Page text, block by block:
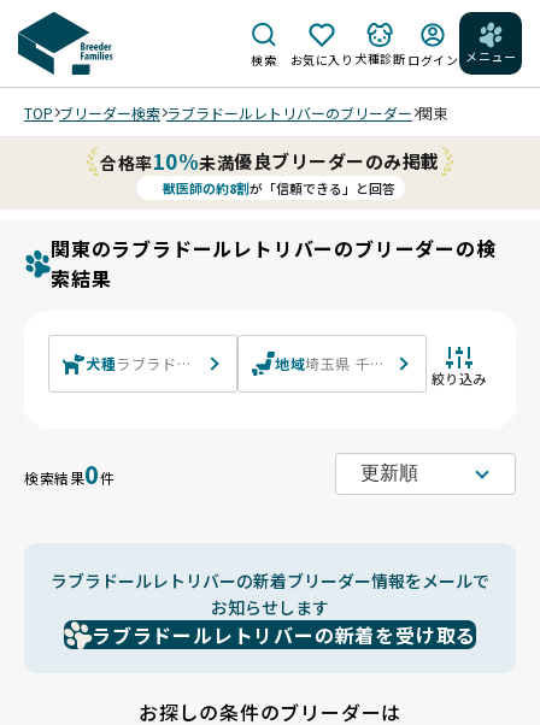
検索 お気に入り 犬種診断 ログイン メニュー
TOP ブリーダー検索 ラブラドールレトリバーのブリーダー 関東
合格率10%未満優良ブリーダーのみ掲載
獣医師の約8割が「信頼できる」と回答
関東のラブラドールレトリバーのブリーダーの検
索結果
犬種ラブラドールレトリバー地域埼玉県 千葉県 東京都 神奈川県
絞り込み
検索結果0件
ラブラドールレトリバーの新着ブリーダー情報をメールで
お知らせします
ラブラドールレトリバーの新着を受け取る
お探しの条件のブリーダーは